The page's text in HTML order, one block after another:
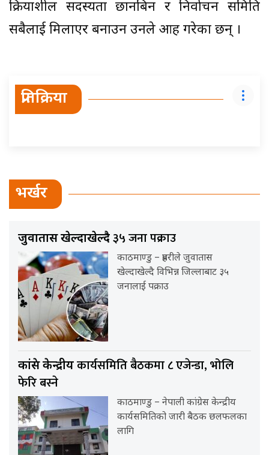
क्रियाशील सदस्यता छानबिन र निर्वाचन समिति
सबैलाई मिलाएर बनाउन उनले आग्रह गरेका छन् ।
प्रतिक्रिया
भर्खर
जुवातास खेल्दाखेल्दै३५ जना पक्राउ
काठमाण्डु – प्रहरीले जुवातास
खेल्दाखेल्दै विभिन्न जिल्लाबाट ३५
जनालाई पक्राउ
कांग्रेस केन्द्रीयकार्यसमिति बैठकमा ८ एजेन्डा, भोलि
फेरि बस्ने
काठमाण्डु – नेपाली कांग्रेस केन्द्रीय
कार्यसमितिको जारी बैठक छलफलका
लागि